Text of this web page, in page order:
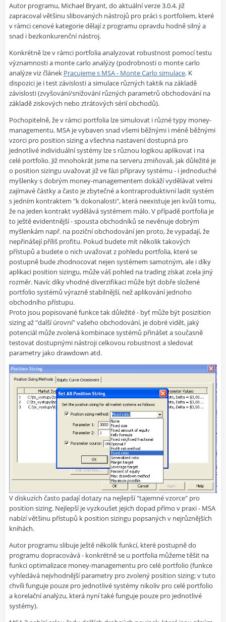
Autor programu, Michael Bryant, do aktuální verze 3.0.4. již
zapracoval většinu slibovaných nástrojů pro práci s portfoliem, které
v rámci cenové kategorie dělají z programu opravdu hodně silný a
snad i bezkonkurenční nástroj.
Konkrétně lze v rámci portfolia analyzovat robustnost pomocí testu
významnosti a monte carlo analýzy (podrobnosti o monte carlo
analýze viz článek Pracujeme s MSA - Monte Carlo simulace. K
dispozici je i test závislosti a simulace různých taktik na základě
závislosti (zvyšování/snižování různých parametrů obchodování na
základě ziskových nebo ztrátových sérií obchodů).
Pochopitelně, že v rámci portfolia lze simulovat i různé typy money-
managementu. MSA je vybaven snad všemi běžnými i méně běžnými
vzorci pro position sizing a všechna nastavení dostupná pro
jednotlivé individuální systémy lze s různou logikou aplikovat i na
celé portfolio. Již mnohokrát jsme na serveru zmiňovali, jak důležité je
o position sizingu uvažovat již ve fázi přípravy systému - i jednoduché
myšlenky s dobrým money-managementem dokáží vydělávat velmi
zajímavé částky a často je zbytečné a kontraproduktivní ladit systém
s jedním kontraktem "k dokonalosti", která neexistuje jen kvůli tomu,
že na jeden kontrakt vydělává systémem málo. V případě portfolia je
to ještě evidentnější - spousta obchodníků se nevěnuje dobrým
myšlenkám např. na poziční obchodování jen proto, že vypadají, že
nepřinášejí příliš profitu. Pokud budete mít několik takových
přístupů a budete o nich uvažovat z pohledu portfolia, které se
postupně bude zhodnocovat nejen systémem samotným, ale i díky
aplikaci position sizingu, může váš pohled na trading získat zcela jiný
rozměr. Navíc díky vhodné diverzifikaci může být dobře složené
portfolio systémů výrazně stabilnější, než aplikování jednoho
obchodního přístupu.
Proto jsou popisované funkce tak důležité - byť může být posizition
sizing až "další úrovní" vašeho obchodování, je dobré vidět, jaký
potenciál může zvolená kombinace systémů přinášet a současně
testovat dostupnými nástroji celkovou robustnost a sledovat
parametry jako drawdown atd.
V diskuzích často padají dotazy na nejlepší "tajemné vzorce" pro
position sizing. Nejlepší je vyzkoušet jejich dopad přímo v praxi - MSA
nabízí většinu přístupů k position sizingu popsaných v nejrůznějších
knihách.
Autor programu slibuje ještě několik funkcí, které postupně do
programu dopracovává - konkrétně se u portfolia můžeme těšit na
funkci optimalizace money-managementu pro celé portfolio (funkce
vyhledává nejvhodnější parametry pro zvolený position sizing; v tuto
chvíli funguje pouze pro jednotlivé systémy nikoliv pro celé portfolio
a korelační analýzu, která nyní také funguje pouze pro jednotlivé
systémy).